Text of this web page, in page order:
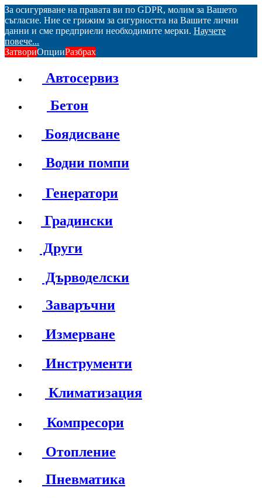
За осигуряване на правата ви по GDPR, молим за Вашето
съгласие. Ние се грижим за сигурността на Вашите лични
данни и сме предприели необходимите мерки. Научете
повече...
ЗатвориОпцииРазбрах
Автосервиз
Бетон
Боядисване
Водни помпи
Генератори
Градински
Други
Дърводелски
Заваръчни
Измерване
Инструменти
Климатизация
Компресори
Отопление
Пневматика